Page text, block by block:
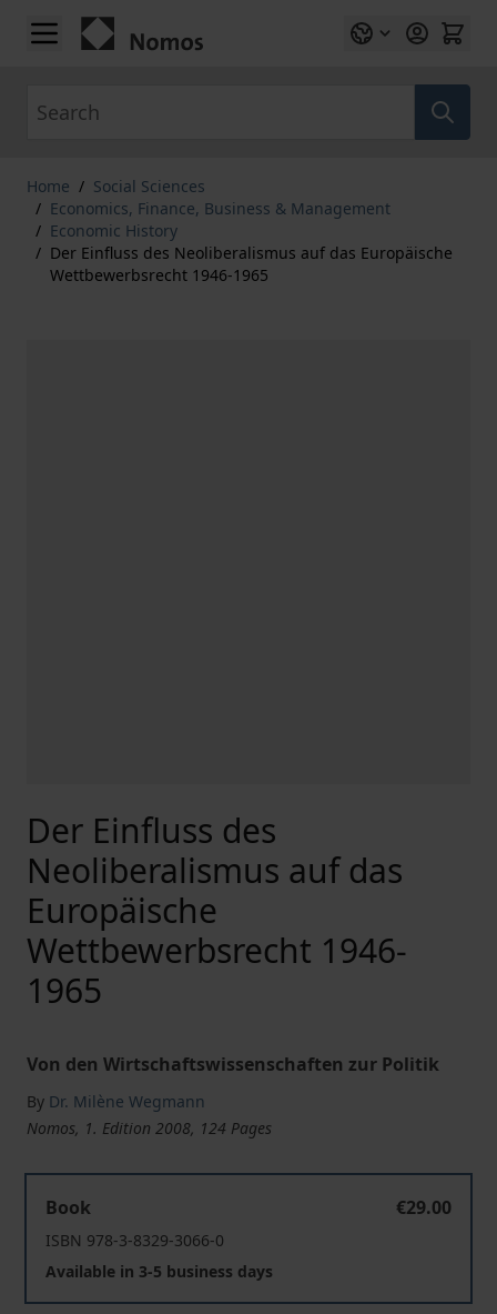
Skip to Content
Home / Social Sciences
/ Economics, Finance, Business & Management
/ Economic History
/ Der Einfluss des Neoliberalismus auf das Europäische
Wettbewerbsrecht 1946-1965
Der Einfluss des
Neoliberalismus auf das
Europäische
Wettbewerbsrecht 1946-
1965
Von den Wirtschaftswissenschaften zur Politik
By Dr. Milène Wegmann
Nomos, 1. Edition 2008, 124 Pages
Book
€29.00
ISBN 978-3-8329-3066-0
Available in 3-5 business days